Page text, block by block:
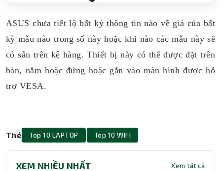
ASUS chưa tiết lộ bất kỳ thông tin nào về giá của bất
kỳ mẫu nào trong số này hoặc khi nào các mẫu này sẽ
có sẵn trên kệ hàng. Thiết bị này có thể được đặt trên
bàn, nằm hoặc đứng hoặc gắn vào màn hình được hỗ
trợ VESA.
Thẻ Top 10 LAPTOP Top 10 WIFI
XEM NHIỀU NHẤT Xem tất cả